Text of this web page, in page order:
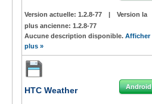
Version actuelle: 1.2.8-77 |
Version la
plus ancienne: 1.2.8-77
Aucune description disponible. Afficher
plus »
HTC Weather Android